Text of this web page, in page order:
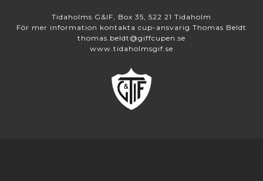
Tidaholms G&IF, Box 35, 522 21 Tidaholm
För mer information kontakta cup-ansvarig Thomas Beldt
thomas.beldt@giffcupen.se
www.tidaholmsgif.se